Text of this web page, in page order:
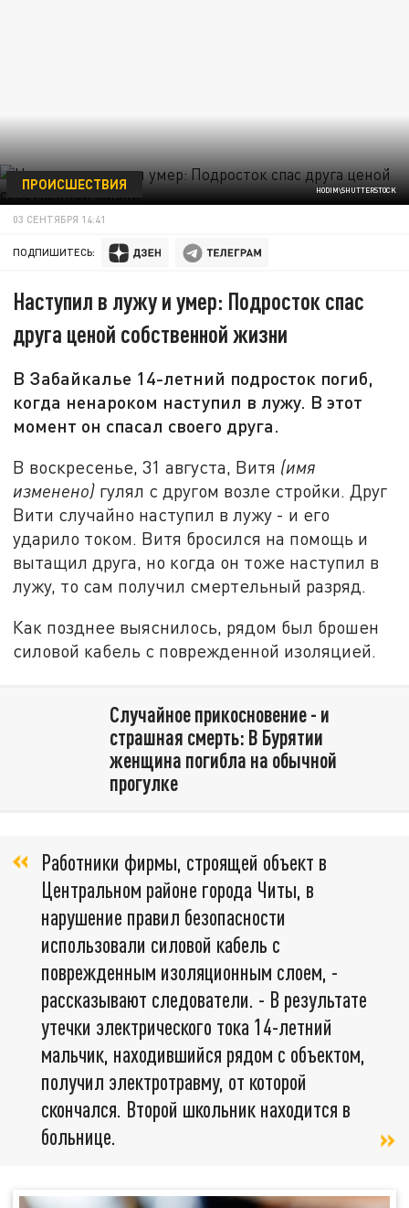
HODIM\SHUTTERSTOCK
ПРОИСШЕСТВИЯ
03 СЕНТЯБРЯ 14:41
ПОДПИШИТЕСЬ:
Наступил в лужу и умер: Подросток спас
друга ценой собственной жизни
В Забайкалье 14-летний подросток погиб,
когда ненароком наступил в лужу. В этот
момент он спасал своего друга.
В воскресенье, 31 августа, Витя (имя
изменено) гулял с другом возле стройки. Друг
Вити случайно наступил в лужу - и его
ударило током. Витя бросился на помощь и
вытащил друга, но когда он тоже наступил в
лужу, то сам получил смертельный разряд.
Как позднее выяснилось, рядом был брошен
силовой кабель с поврежденной изоляцией.
Случайное прикосновение - и
страшная смерть: В Бурятии
женщина погибла на обычной
прогулке
Работники фирмы, строящей объект в
Центральном районе города Читы, в
нарушение правил безопасности
использовали силовой кабель с
поврежденным изоляционным слоем, -
рассказывают следователи. - В результате
утечки электрического тока 14-летний
мальчик, находившийся рядом с объектом,
получил электротравму, от которой
скончался. Второй школьник находится в
больнице.